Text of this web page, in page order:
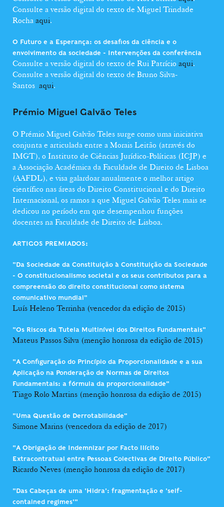
Consulte a versão digital do texto de Miguel Trindade
Rocha aqui.
O Futuro e a Esperança: os desafios da ciência e o
envolvimento da sociedade - Intervenções da conferência
Consulte a versão digital do texto de Rui Patrício aqui.
Consulte a versão digital do texto de Bruno Silva-
Santos aqui.
Prémio Miguel Galvão Teles
O Prémio Miguel Galvão Teles surge como uma iniciativa
conjunta e articulada entre a Morais Leitão (através do
IMGT), o Instituto de Ciências Jurídico-Políticas (ICJP) e
a Associação Académica da Faculdade de Direito de Lisboa
(AAFDL), e visa galardoar anualmente o melhor artigo
científico nas áreas do Direito Constitucional e do Direito
Internacional, os ramos a que Miguel Galvão Teles mais se
dedicou no período em que desempenhou funções
docentes na Faculdade de Direito de Lisboa.
ARTIGOS PREMIADOS:
"Da Sociedade da Constituição à Constituição da Sociedade
- O constitucionalismo societal e os seus contributos para a
compreensão do direito constitucional como sistema
comunicativo mundial"
Luís Heleno Terrinha (vencedor da edição de 2015)
"Os Riscos da Tutela Multinível dos Direitos Fundamentais"
Mateus Passos Silva (menção honrosa da edição de 2015)
"A Configuração do Princípio da Proporcionalidade e a sua
Aplicação na Ponderação de Normas de Direitos
Fundamentais: a fórmula da proporcionalidade"
Tiago Rolo Martins (menção honrosa da edição de 2015)
"Uma Questão de Derrotabilidade"
Simone Marins (vencedora da edição de 2017)
"A Obrigação de Indemnizar por Facto Ilícito
Extracontratual entre Pessoas Colectivas de Direito Público"
Ricardo Neves (menção honrosa da edição de 2017)
"Das Cabeças de uma 'Hidra': fragmentação e 'self-
contained regimes'"